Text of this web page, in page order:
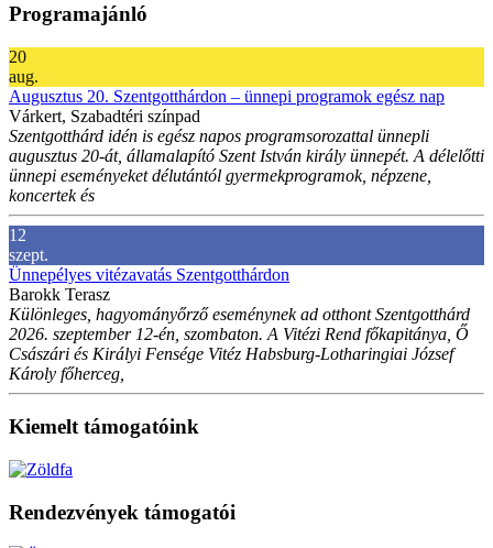
Programajánló
20
aug.
Augusztus 20. Szentgotthárdon – ünnepi programok egész nap
Várkert, Szabadtéri színpad
Szentgotthárd idén is egész napos programsorozattal ünnepli
augusztus 20-át, államalapító Szent István király ünnepét. A délelőtti
ünnepi eseményeket délutántól gyermekprogramok, népzene,
koncertek és
12
szept.
Ünnepélyes vitézavatás Szentgotthárdon
Barokk Terasz
Különleges, hagyományőrző eseménynek ad otthont Szentgotthárd
2026. szeptember 12-én, szombaton. A Vitézi Rend főkapitánya, Ő
Császári és Királyi Fensége Vitéz Habsburg-Lotharingiai József
Károly főherceg,
Kiemelt támogatóink
Rendezvények támogatói